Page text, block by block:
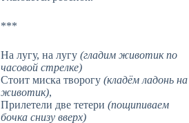
***
На лугу, на лугу(гладим животик по
часовой стрелке)
Стоит миска творогу(кладём ладонь на
животик),
Прилетели две тетери(пощипиваем
бочка снизу вверх)